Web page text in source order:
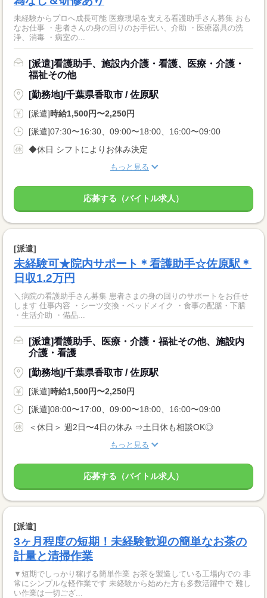
未経験からプロへ成長可能 医療現場を支える看護助手さん募集 おも
なお仕事 ・患者さんの身の回りのお手伝い、介助 ・医療器具の洗
浄、消毒 ・病室の...
[派遣]看護助手、施設内介護・看護、医療・介護・
福祉その他
[勤務地]/千葉県香取市 / 佐原駅
[派遣]時給1,500円〜2,250円
[派遣]07:30〜16:30、09:00〜18:00、16:00〜09:00
◆休日 シフトによりお休み決定
もっと見る
応募する（バイトル求人）
[派遣]
未経験可★院内サポート＊看護助手☆佐原駅＊
日収1.2万円
＼病院の看護助手さん募集 患者さまの身の回りのサポートをお任せ
します 仕事内容 ・シーツ交換・ベッドメイク ・食事の配膳・下膳
・生活介助 ・備品...
[派遣]看護助手、医療・介護・福祉その他、施設内
介護・看護
[勤務地]/千葉県香取市 / 佐原駅
[派遣]時給1,500円〜2,250円
[派遣]08:00〜17:00、09:00〜18:00、16:00〜09:00
＜休日＞ 週2日〜4日の休み ⇒土日休も相談OK◎
もっと見る
応募する（バイトル求人）
[派遣]
3ヶ月程度の短期！未経験歓迎の簡単なお茶の
計量と清掃作業
▼短期でしっかり稼げる簡単作業 お茶を製造している工場内での 非
常にシンプルな軽作業です 未経験から始めた方も多数活躍中で 難し
い作業は一切ござ...